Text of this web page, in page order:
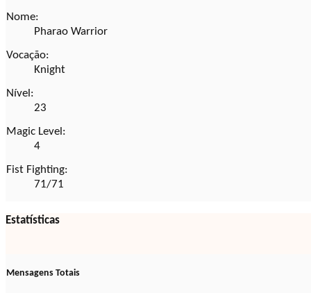
Nome:
Pharao Warrior
Vocação:
Knight
Nível:
23
Magic Level:
4
Fist Fighting:
71/71
Estatísticas
Mensagens Totais